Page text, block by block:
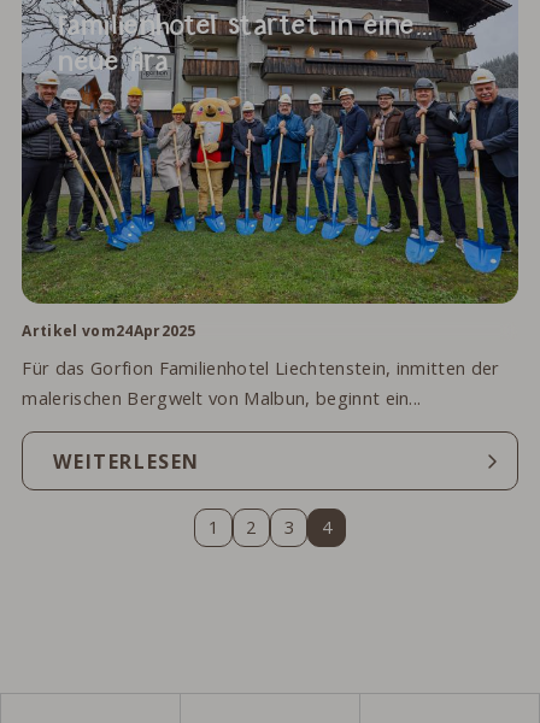
Familienhotel startet in eine
neue Ära
Für das Gorfion Familienhotel Liechtenstein, inmitten der
malerischen Bergwelt von Malbun, beginnt ein...
WEITERLESEN
Artikel vom24Apr.2025
1 2 3 4